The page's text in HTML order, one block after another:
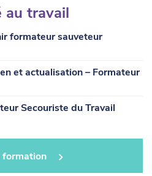
au travail
formateur sauveteur
et actualisation – Formateur
Secouriste du Travail
formation